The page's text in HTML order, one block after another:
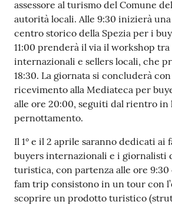
assessore al turismo del Comune
autorità locali. Alle 9:30 inizierà
centro storico della Spezia per i
11:00 prenderà il via il workshop tra
internazionali e sellers locali, che
18:30. La giornata si concluderà
ricevimento alla Mediateca per
alle ore 20:00, seguiti dal rientro in
pernottamento.
Il 1° e il 2 aprile saranno dedicati ai
buyers internazionali e i giornalisti
turistica, con partenza alle ore 9:30
fam trip consistono in un tour con
scoprire un prodotto turistico